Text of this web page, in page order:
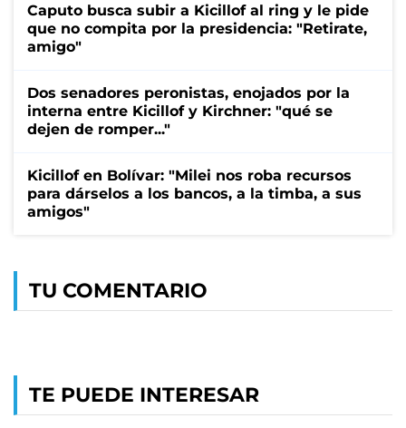
Caputo busca subir a Kicillof al ring y le pide
que no compita por la presidencia: "Retirate,
amigo"
Dos senadores peronistas, enojados por la
interna entre Kicillof y Kirchner: "qué se
dejen de romper..."
Kicillof en Bolívar: "Milei nos roba recursos
para dárselos a los bancos, a la timba, a sus
amigos"
TU COMENTARIO
TE PUEDE INTERESAR